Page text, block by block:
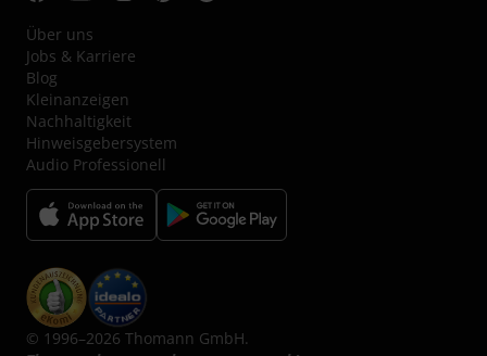
Über uns
Jobs & Karriere
Blog
Kleinanzeigen
Nachhaltigkeit
Hinweisgebersystem
Audio Professionell
© 1996–2026 Thomann GmbH.